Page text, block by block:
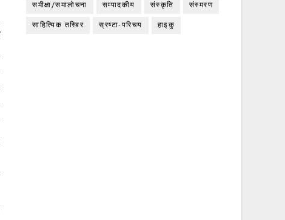
समीक्षा/समालोचना सम्पादकीय संस्कृति संस्मरण
साहित्यिक तस्बिर स्रष्टा-परिचय हाइकु